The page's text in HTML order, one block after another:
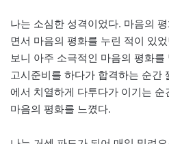
나는 소심한 성격이었다. 마음의
면서 마음의 평화를 누린 적이 있
보니 아주 소극적인 마음의 평화
고시준비를 하다가 합격하는 순간
에서 치열하게 다투다가 이기는
마음의 평화를 느꼈다.